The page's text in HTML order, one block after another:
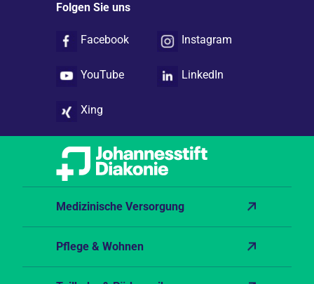
Folgen Sie uns
Facebook Instagram
YouTube LinkedIn
Xing
Medizinische Versorgung
Pflege & Wohnen